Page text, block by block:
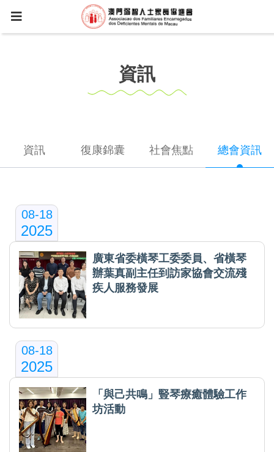
資訊
資訊 復康錦囊 社會焦點 總會資訊
08-18
2025
廣東省委橫琴工委委員、省橫琴
辦葉真副主任到訪家協會交流殘
疾人服務發展
08-18
2025
「與己共鳴」豎琴療癒體驗工作
坊活動